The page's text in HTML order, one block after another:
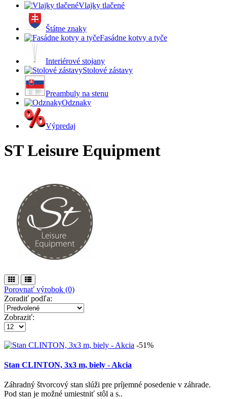
Vlajky tlačené
Štátne znaky
Fasádne kotvy a tyče
Interiérové stojany
Stolové zástavy
Preambuly na stenu
Odznaky
Výpredaj
ST Leisure Equipment
Porovnať výrobok (0)
Zoradiť podľa:
Zobraziť:
-51%
Stan CLINTON, 3x3 m, biely - Akcia
Záhradný štvorcový stan slúži pre príjemné posedenie v záhrade.
Pod stan je možné umiestniť stôl a s..